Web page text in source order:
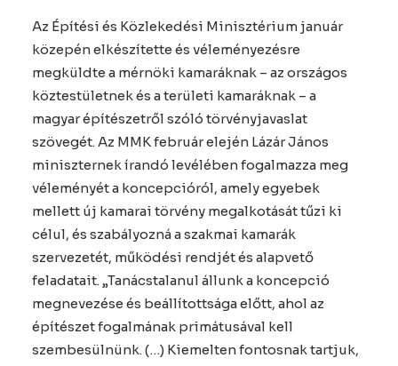
Az Építési és Közlekedési Minisztérium január
közepén elkészítette és véleményezésre
megküldte a mérnöki kamaráknak – az országos
köztestületnek és a területi kamaráknak – a
magyar építészetről szóló törvényjavaslat
szövegét. Az MMK február elején Lázár János
miniszternek írandó levélében fogalmazza meg
véleményét a koncepcióról, amely egyebek
mellett új kamarai törvény megalkotását tűzi ki
célul, és szabályozná a szakmai kamarák
szervezetét, működési rendjét és alapvető
feladatait. „Tanácstalanul állunk a koncepció
megnevezése és beállítottsága előtt, ahol az
építészet fogalmának primátusával kell
szembesülnünk. (…) Kiemelten fontosnak tartjuk,